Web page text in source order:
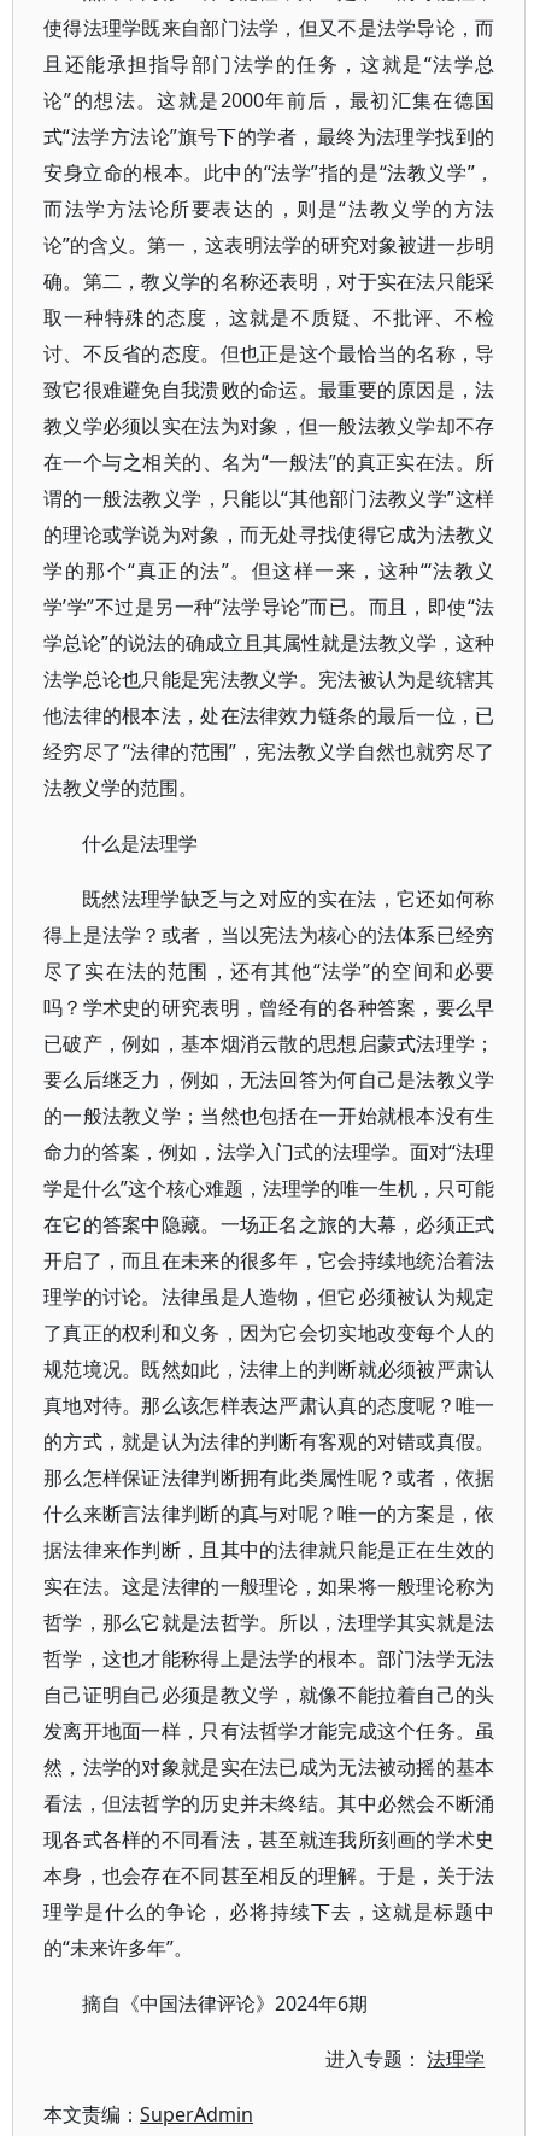
使得法理学既来自部门法学，但又不是法学导论，而
且还能承担指导部门法学的任务，这就是“法学总
论”的想法。这就是2000年前后，最初汇集在德国
式“法学方法论”旗号下的学者，最终为法理学找到的
安身立命的根本。此中的“法学”指的是“法教义学”，
而法学方法论所要表达的，则是“法教义学的方法
论”的含义。第一，这表明法学的研究对象被进一步明
确。第二，教义学的名称还表明，对于实在法只能采
取一种特殊的态度，这就是不质疑、不批评、不检
讨、不反省的态度。但也正是这个最恰当的名称，导
致它很难避免自我溃败的命运。最重要的原因是，法
教义学必须以实在法为对象，但一般法教义学却不存
在一个与之相关的、名为“一般法”的真正实在法。所
谓的一般法教义学，只能以“其他部门法教义学”这样
的理论或学说为对象，而无处寻找使得它成为法教义
学的那个“真正的法”。但这样一来，这种“‘法教义
学’学”不过是另一种“法学导论”而已。而且，即使“法
学总论”的说法的确成立且其属性就是法教义学，这种
法学总论也只能是宪法教义学。宪法被认为是统辖其
他法律的根本法，处在法律效力链条的最后一位，已
经穷尽了“法律的范围”，宪法教义学自然也就穷尽了
法教义学的范围。
什么是法理学
既然法理学缺乏与之对应的实在法，它还如何称
得上是法学？或者，当以宪法为核心的法体系已经穷
尽了实在法的范围，还有其他“法学”的空间和必要
吗？学术史的研究表明，曾经有的各种答案，要么早
已破产，例如，基本烟消云散的思想启蒙式法理学；
要么后继乏力，例如，无法回答为何自己是法教义学
的一般法教义学；当然也包括在一开始就根本没有生
命力的答案，例如，法学入门式的法理学。面对“法理
学是什么”这个核心难题，法理学的唯一生机，只可能
在它的答案中隐藏。一场正名之旅的大幕，必须正式
开启了，而且在未来的很多年，它会持续地统治着法
理学的讨论。法律虽是人造物，但它必须被认为规定
了真正的权利和义务，因为它会切实地改变每个人的
规范境况。既然如此，法律上的判断就必须被严肃认
真地对待。那么该怎样表达严肃认真的态度呢？唯一
的方式，就是认为法律的判断有客观的对错或真假。
那么怎样保证法律判断拥有此类属性呢？或者，依据
什么来断言法律判断的真与对呢？唯一的方案是，依
据法律来作判断，且其中的法律就只能是正在生效的
实在法。这是法律的一般理论，如果将一般理论称为
哲学，那么它就是法哲学。所以，法理学其实就是法
哲学，这也才能称得上是法学的根本。部门法学无法
自己证明自己必须是教义学，就像不能拉着自己的头
发离开地面一样，只有法哲学才能完成这个任务。虽
然，法学的对象就是实在法已成为无法被动摇的基本
看法，但法哲学的历史并未终结。其中必然会不断涌
现各式各样的不同看法，甚至就连我所刻画的学术史
本身，也会存在不同甚至相反的理解。于是，关于法
理学是什么的争论，必将持续下去，这就是标题中
的“未来许多年”。
摘自《中国法律评论》2024年6期
进入专题：法理学
本文责编： SuperAdmin